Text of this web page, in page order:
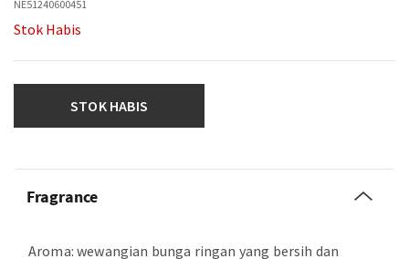
NE51240600451
Stok Habis
STOK HABIS
Fragrance
Aroma: wewangian bunga ringan yang bersih dan